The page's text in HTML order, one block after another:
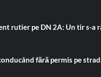
rutier pe DN 2A: Un tir s-a
fără permis pe